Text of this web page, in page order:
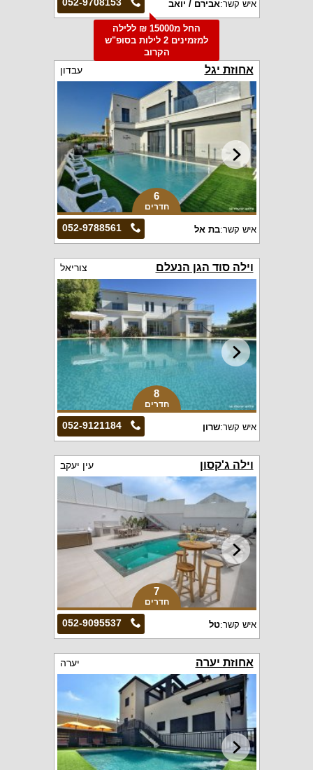
איש קשר:אבירם / יואב
החל מ15000 ₪ ללילה
למזמינים 2 לילות בסופ"ש
הקרוב
אחוזת יגל עבדון
6
חדרים
052-9788561 איש קשר:בת אל
וילה סוד הגן הנעלם צוריאל
8
חדרים
052-9121184 איש קשר:שרון
וילה ג'קסון עין יעקב
7
חדרים
052-9095537 איש קשר:טל
אחוזת יערה יערה